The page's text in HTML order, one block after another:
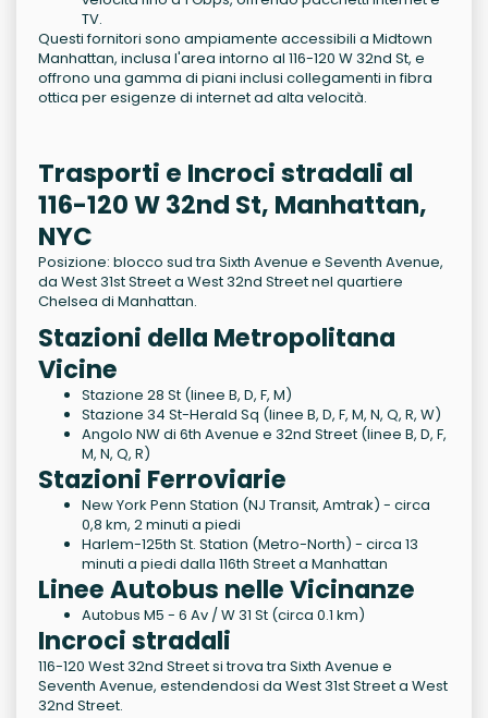
TV.
Questi fornitori sono ampiamente accessibili a Midtown
Manhattan, inclusa l'area intorno al 116-120 W 32nd St, e
offrono una gamma di piani inclusi collegamenti in fibra
ottica per esigenze di internet ad alta velocità.
Trasporti e Incroci stradali al
116-120 W 32nd St, Manhattan,
NYC
Posizione: blocco sud tra Sixth Avenue e Seventh Avenue,
da West 31st Street a West 32nd Street nel quartiere
Chelsea di Manhattan.
Stazioni della Metropolitana
Vicine
Stazione 28 St (linee B, D, F, M)
Stazione 34 St-Herald Sq (linee B, D, F, M, N, Q, R, W)
Angolo NW di 6th Avenue e 32nd Street (linee B, D, F,
M, N, Q, R)
Stazioni Ferroviarie
New York Penn Station (NJ Transit, Amtrak) - circa
0,8 km, 2 minuti a piedi
Harlem-125th St. Station (Metro-North) - circa 13
minuti a piedi dalla 116th Street a Manhattan
Linee Autobus nelle Vicinanze
Autobus M5 - 6 Av / W 31 St (circa 0.1 km)
Incroci stradali
116-120 West 32nd Street si trova tra Sixth Avenue e
Seventh Avenue, estendendosi da West 31st Street a West
32nd Street.